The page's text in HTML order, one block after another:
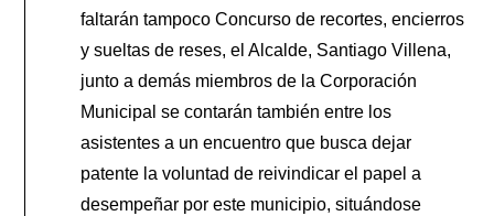
faltarán tampoco Concurso de recortes, encierros
y sueltas de reses, el Alcalde, Santiago Villena,
junto a demás miembros de la Corporación
Municipal se contarán también entre los
asistentes a un encuentro que busca dejar
patente la voluntad de reivindicar el papel a
desempeñar por este municipio, situándose